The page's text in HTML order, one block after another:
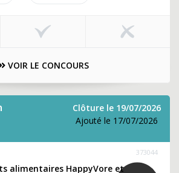
VOIR LE CONCOURS
Clôture le 19/07/2026
Ajouté le 17/07/2026
373044
alimentaires HappyVore et